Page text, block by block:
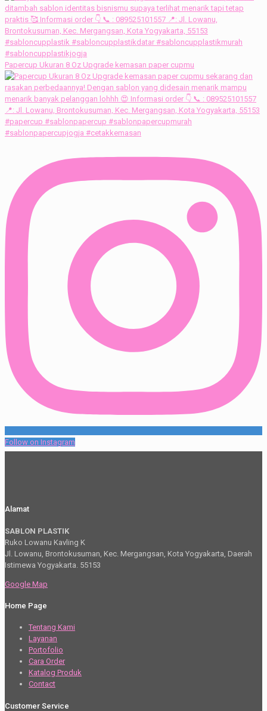
Papercup Ukuran 8 Oz Upgrade kemasan paper cupmu
Follow on Instagram
Alamat
SABLON PLASTIK
Ruko Lowanu Kavling K
Jl. Lowanu, Brontokusuman, Kec. Mergangsan, Kota Yogyakarta, Daerah
Istimewa Yogyakarta. 55153
Google Map
Home Page
Tentang Kami
Layanan
Portofolio
Cara Order
Katalog Produk
Contact
Customer Service